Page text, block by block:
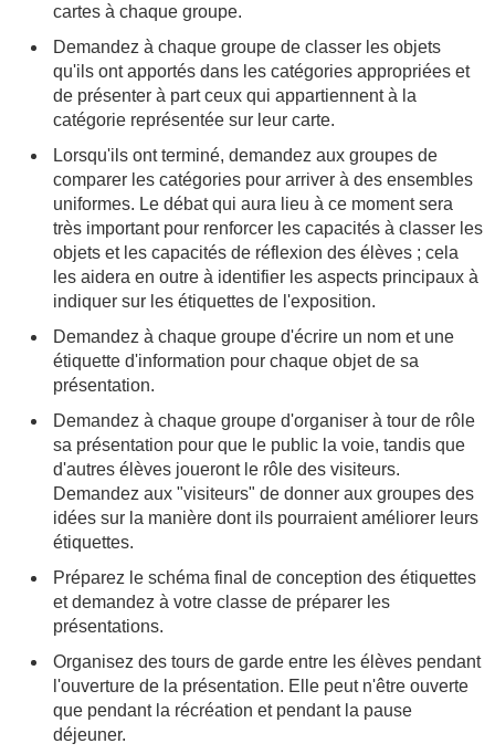
cartes à chaque groupe.
Demandez à chaque groupe de classer les objets
qu'ils ont apportés dans les catégories appropriées et
de présenter à part ceux qui appartiennent à la
catégorie représentée sur leur carte.
Lorsqu'ils ont terminé, demandez aux groupes de
comparer les catégories pour arriver à des ensembles
uniformes. Le débat qui aura lieu à ce moment sera
très important pour renforcer les capacités à classer les
objets et les capacités de réflexion des élèves ; cela
les aidera en outre à identifier les aspects principaux à
indiquer sur les étiquettes de l'exposition.
Demandez à chaque groupe d'écrire un nom et une
étiquette d'information pour chaque objet de sa
présentation.
Demandez à chaque groupe d'organiser à tour de rôle
sa présentation pour que le public la voie, tandis que
d'autres élèves joueront le rôle des visiteurs.
Demandez aux "visiteurs" de donner aux groupes des
idées sur la manière dont ils pourraient améliorer leurs
étiquettes.
Préparez le schéma final de conception des étiquettes
et demandez à votre classe de préparer les
présentations.
Organisez des tours de garde entre les élèves pendant
l'ouverture de la présentation. Elle peut n'être ouverte
que pendant la récréation et pendant la pause
déjeuner.